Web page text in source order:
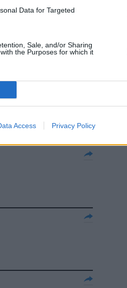
Data for Targeted
Sale, and/or Sharing
the Purposes for which it
Access Privacy Policy